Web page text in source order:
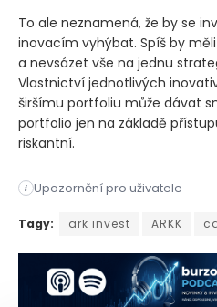
To ale neznamená, že by se
inovacím vyhýbat. Spíš by
a nevsázet vše na jednu
Vlastnictví jednotlivých
širšímu portfoliu může dávat
portfolio jen na základě
riskantní.
i Upozornění pro uživatele
Cathie Wood se mezi
Tagy: ark invest ARKK